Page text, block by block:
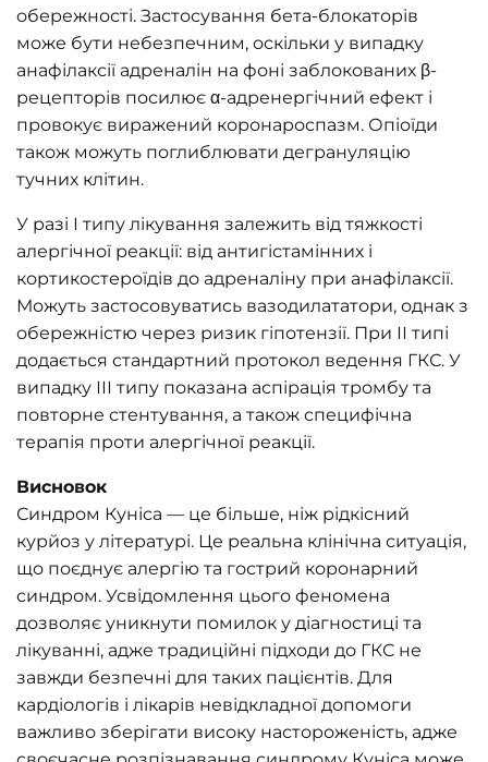
обережності. Застосування бета-блокаторів
може бути небезпечним, оскільки у випадку
анафілаксії адреналін на фоні заблокованих β-
рецепторів посилює α-адренергічний ефект і
провокує виражений коронароспазм. Опіоїди
також можуть поглиблювати дегрануляцію
тучних клітин.
У разі І типу лікування залежить від тяжкості
алергічної реакції: від антигістамінних і
кортикостероїдів до адреналіну при анафілаксії.
Можуть застосовуватись вазодилататори, однак з
обережністю через ризик гіпотензії. При ІІ типі
додається стандартний протокол ведення ГКС. У
випадку ІІІ типу показана аспірація тромбу та
повторне стентування, а також специфічна
терапія проти алергічної реакції.
Висновок
Синдром Куніса — це більше, ніж рідкісний
курйоз у літературі. Це реальна клінічна ситуація,
що поєднує алергію та гострий коронарний
синдром. Усвідомлення цього феномена
дозволяє уникнути помилок у діагностиці та
лікуванні, адже традиційні підходи до ГКС не
завжди безпечні для таких пацієнтів. Для
кардіологів і лікарів невідкладної допомоги
важливо зберігати високу настороженість, адже